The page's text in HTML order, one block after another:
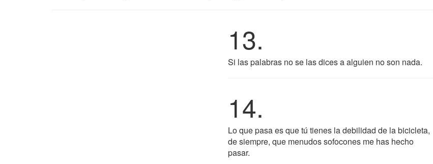
13.
Si las palabras no se las dices a alguien no son nada.
14.
Lo que pasa es que tú tienes la debilidad de la bicicleta,
de siempre, que menudos sofocones me has hecho
pasar.